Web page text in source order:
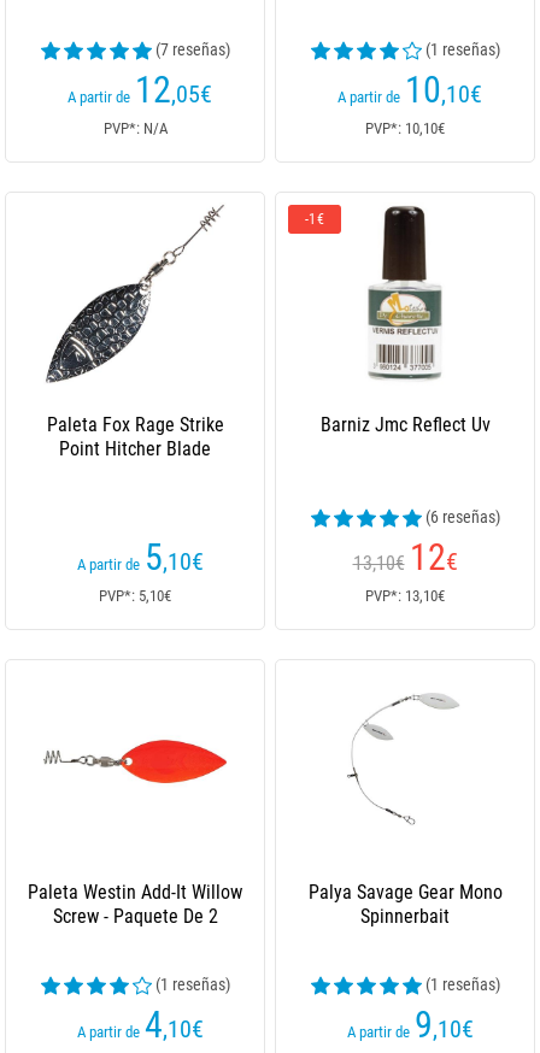
(7 reseñas)
A partir de 12,05€
PVP*: N/A
(1 reseñas)
A partir de 10,10€
PVP*: 10,10€
Paleta Fox Rage Strike
Point Hitcher Blade
A partir de 5,10€
PVP*: 5,10€
-1€
Barniz Jmc Reflect Uv
(6 reseñas)
13,10€ 12€
PVP*: 13,10€
Paleta Westin Add-It Willow
Screw - Paquete De 2
(1 reseñas)
A partir de 4,10€
Palya Savage Gear Mono
Spinnerbait
(1 reseñas)
A partir de 9,10€